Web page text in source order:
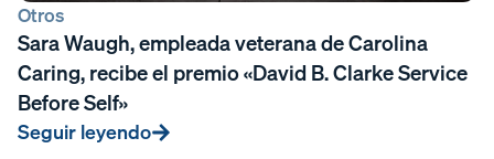
Otros
Sara Waugh, empleada veterana de Carolina
Caring, recibe el premio «David B. Clarke Service
Before Self»
Seguir leyendo